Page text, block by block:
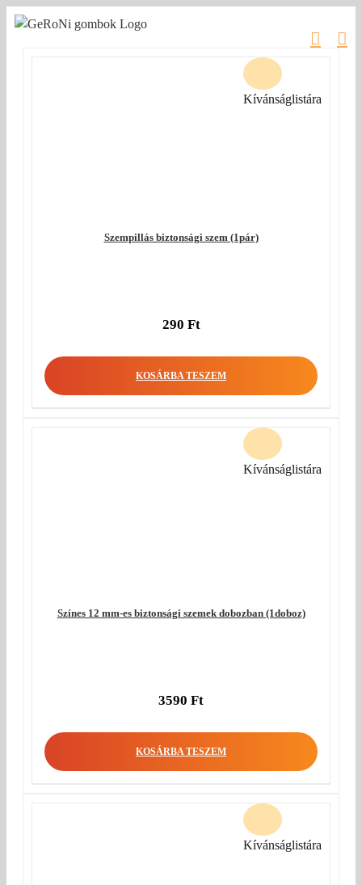
Kihagyás
Szempillás biztonsági szem (1pár)
290 Ft
KOSÁRBA TESZEM
Kívánságlistára
Színes 12 mm-es biztonsági szemek dobozban (1doboz)
3590 Ft
KOSÁRBA TESZEM
Kívánságlistára
Kívánságlistára